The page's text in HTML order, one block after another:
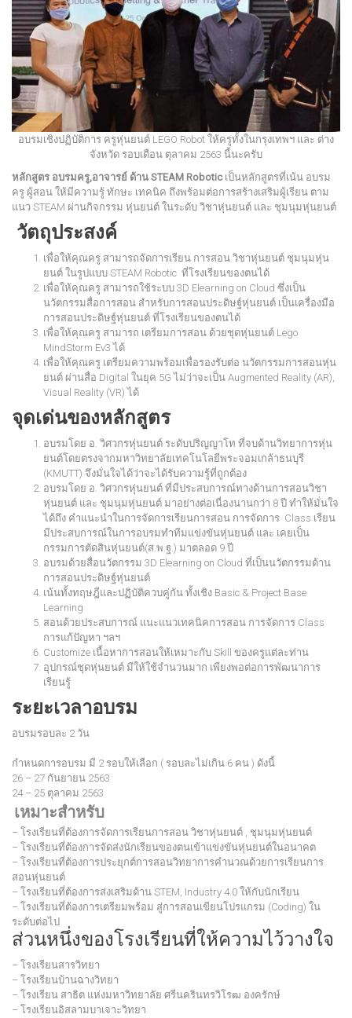
อบรมเชิงปฏิบัติการ ครูหุ่นยนต์ LEGO Robot ให้ครูทั้งในกรุงเทพฯ และ ต่าง
จังหวัด รอบเดือน ตุลาคม 2563 นี้นะครับ
หลักสูตร อบรมครู,อาจารย์ ด้าน STEAM Roboticเป็นหลักสูตรที่เน้น อบรม
ครู ผู้สอน ให้มีความรู้ ทักษะ เทคนิค ถึงพร้อมต่อการสร้างเสริมผู้เรียน ตาม
แนว STEAM ผ่านกิจกรรม หุ่นยนต์ ในระดับ วิชาหุ่นยนต์ และ ชุมนุมหุ่นยนต์
วัตถุประสงค์
เพื่อให้คุณครู สามารถจัดการเรียน การสอน วิชาหุ่นยนต์ ชุมนุมหุ่น
ยนต์ ในรูปแบบ STEAM Robotic ที่โรงเรียนของตนได้
เพื่อให้คุณครู สามารถใช้ระบบ 3D Elearning on Cloud ซึ่งเป็น
นวัตกรรมสื่อการสอน สำหรับการสอนประดิษฐ์หุ่นยนต์ เป็นเครื่องมือ
การสอนประดิษฐ์หุ่นยนต์ ที่โรงเรียนของตนได้
เพื่อให้คุณครู สามารถ เตรียมการสอน ด้วยชุดหุ่นยนต์ Lego
MindStorm Ev3 ได้
เพื่อให้คุณครู เตรียมความพร้อมเพื่อรองรับต่อ นวัตกรรมการสอนหุ่น
ยนต์ ผ่านสื่อ Digital ในยุค 5G ไม่ว่าจะเป็น Augmented Reality (AR),
Visual Reality (VR) ได้
จุดเด่นของหลักสูตร
อบรมโดย อ. วิศวกรหุ่นยนต์ ระดับปริญญาโท ที่จบด้านวิทยาการหุ่น
ยนต์โดยตรงจากมหาวิทยาลัยเทคโนโลยีพระจอมเกล้าธนบุรี
(KMUTT) จึงมั่นใจได้ว่าจะได้รับความรู้ที่ถูกต้อง
อบรมโดย อ. วิศวกรหุ่นยนต์ ที่มีประสบการณ์ทางด้านการสอนวิชา
หุ่นยนต์ และ ชุมนุมหุ่นยนต์ มาอย่างต่อเนื่องนานกว่า 8 ปี ทำให้มั่นใจ
ได้ถึง คำแนะนำในการจัดการเรียนการสอน การจัดการ Class เรียน
มีประสบการณ์ในการอบรมทำทีมแข่งขันหุ่นยนต์ และ เคยเป็น
กรรมการตัดสินหุ่นยนต์(ส.พ.ฐ.) มาตลอด 9 ปี
อบรมด้วยสื่อนวัตกรรม 3D Elearning on Cloud ที่เป็นนวัตกรรมด้าน
การสอนประดิษฐ์หุ่นยนต์
เน้นทั้งทฤษฎีและปฏิบัติควบคู่กัน ทั้งเชิง Basic & Project Base
Learning
สอนด้วยประสบการณ์ แนะแนวเทคนิคการสอน การจัดการ Class
การแก้ปัญหา ฯลฯ
Customize เนื้อหาการสอนให้เหมาะกับ Skill ของครูแต่ละท่าน
อุปกรณ์ชุดหุ่นยนต์ มีให้ใช้จำนวนมาก เพียงพอต่อการพัฒนาการ
เรียนรู้
ระยะเวลาอบรม
อบรมรอบละ 2 วัน
กำหนดการอบรม มี 2 รอบให้เลือก ( รอบละไม่เกิน 6 คน ) ดังนี้
26 – 27 กันยายน 2563
24 – 25 ตุลาคม 2563
เหมาะสำหรับ
– โรงเรียนที่ต้องการจัดการเรียนการสอน วิชาหุ่นยนต์ , ชุมนุมหุ่นยนต์
– โรงเรียนที่ต้องการจัดส่งนักเรียนของตนเข้าแข่งขันหุ่นยนต์ในอนาคต
– โรงเรียนที่ต้องการประยุกต์การสอนวิทยาการคำนวณด้วยการเรียนการ
สอนหุ่นยนต์
– โรงเรียนที่ต้องการส่งเสริมด้าน STEM, Industry 4.0 ให้กับนักเรียน
– โรงเรียนที่ต้องการเตรียมพร้อม สู่การสอนเขียนโปรแกรม (Coding) ใน
ระดับต่อไป
ส่วนหนึ่งของโรงเรียนที่ให้ความไว้วางใจ
– โรงเรียนสารวิทยา
– โรงเรียนบ้านฉางวิทยา
– โรงเรียน สาธิต แห่งมหาวิทยาลัย ศรีนครินทรวิโรฒ องครักษ์
– โรงเรียนอิสลามบาเจาะวิทยา